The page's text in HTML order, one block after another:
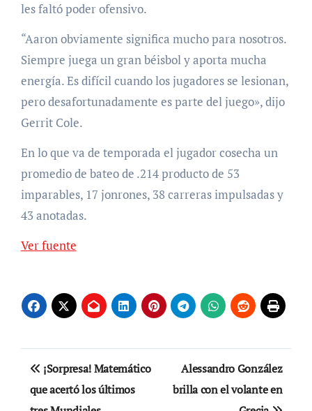
les faltó poder ofensivo.
“Aaron obviamente significa mucho para nosotros.
Siempre juega un gran béisbol y aporta mucha
energía. Es difícil cuando los jugadores se lesionan,
pero desafortunadamente es parte del juego», dijo
Gerrit Cole.
En lo que va de temporada el jugador cosecha un
promedio de bateo de .214 producto de 53
imparables, 17 jonrones, 38 carreras impulsadas y
43 anotadas.
Ver fuente
Navegación
de
¡Sorpresa! Matemático
que acertó los últimos
Alessandro González
brilla con el volante en